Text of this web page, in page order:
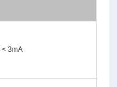
< 3mA